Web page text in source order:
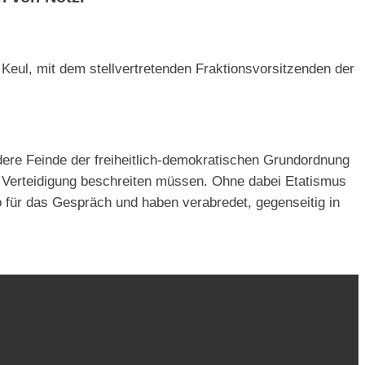
mit dem stellvertretenden Fraktionsvorsitzenden der
Feinde der freiheitlich-demokratischen Grundordnung
beschreiten müssen. Ohne dabei Etatismus
das Gespräch und haben verabredet, gegenseitig in